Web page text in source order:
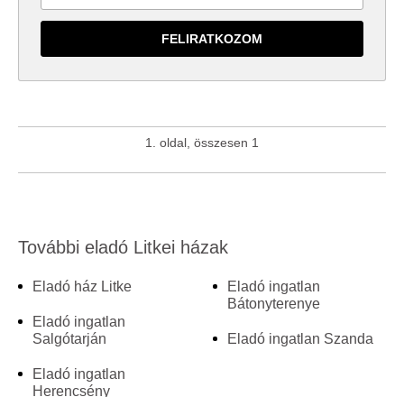
1. oldal, összesen 1
További eladó Litkei házak
Eladó ház Litke
Eladó ingatlan
Salgótarján
Eladó ingatlan
Herencsény
Eladó ingatlan
Bátonyterenye
Eladó ingatlan Szanda